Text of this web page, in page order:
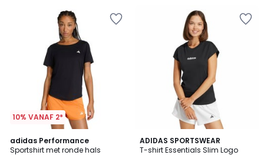
10% VANAF 2*
adidas Performance
Sportshirt met ronde hals
4.7
/ 5
ADIDAS SPORTSWEAR
T-shirt Essentials Slim Logo
4.8
/ 5